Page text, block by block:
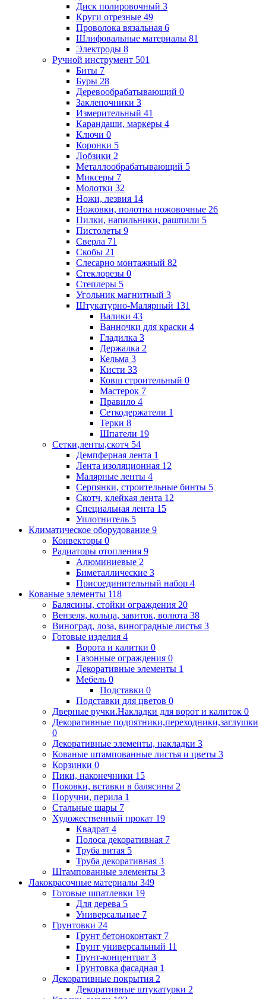
Диск полировочный 3
Круги отрезные 49
Проволока вязальная 6
Шлифовальные материалы 81
Электроды 8
Ручной инструмент 501
Биты 7
Буры 28
Деревообрабатывающий 0
Заклепочники 3
Измерительный 41
Карандаши, маркеры 4
Ключи 0
Коронки 5
Лобзики 2
Металлообрабатывающий 5
Миксеры 7
Молотки 32
Ножи, лезвия 14
Ножовки, полотна ножовочные 26
Пилки, напильники, рашпили 5
Пистолеты 9
Сверла 71
Скобы 21
Слесарно монтажный 82
Стеклорезы 0
Степлеры 5
Угольник магнитный 3
Штукатурно-Малярный 131
Валики 43
Ванночки для краски 4
Гладилка 3
Держалка 2
Кельма 3
Кисти 33
Ковш строительный 0
Мастерок 7
Правило 4
Сеткодержатели 1
Терки 8
Шпатели 19
Сетки,ленты,скотч 54
Демпферная лента 1
Лента изоляционная 12
Малярные ленты 4
Серпянки, строительные бинты 5
Скотч, клейкая лента 12
Специальная лента 15
Уплотнитель 5
Климатическое оборудование 9
Конвекторы 0
Радиаторы отопления 9
Алюминиевые 2
Биметаллические 3
Присоединительный набор 4
Кованые элементы 118
Балясины, стойки ограждения 20
Вензеля, кольца, завиток, волюта 38
Виноград, лоза, виноградные листья 3
Готовые изделия 4
Ворота и калитки 0
Газонные ограждения 0
Декоративные элементы 1
Мебель 0
Подставки 0
Подставки для цветов 0
Дверные ручки.Накладки для ворот и калиток 0
Декоративные подпятники,переходники,заглушки
0
Декоративные элементы, накладки 3
Кованые штампованные листья и цветы 3
Корзинки 0
Пики, наконечники 15
Поковки, вставки в балясины 2
Поручни, перила 1
Стальные шары 7
Художественный прокат 19
Квадрат 4
Полоса декоративная 7
Труба витая 5
Труба декоративная 3
Штампованные элементы 3
Лакокрасочные материалы 349
Готовые шпатлевки 19
Для дерева 5
Универсальные 7
Грунтовки 24
Грунт бетоноконтакт 7
Грунт универсальный 11
Грунт-концентрат 3
Грунтовка фасадная 1
Декоративные покрытия 2
Декоративные штукатурки 2